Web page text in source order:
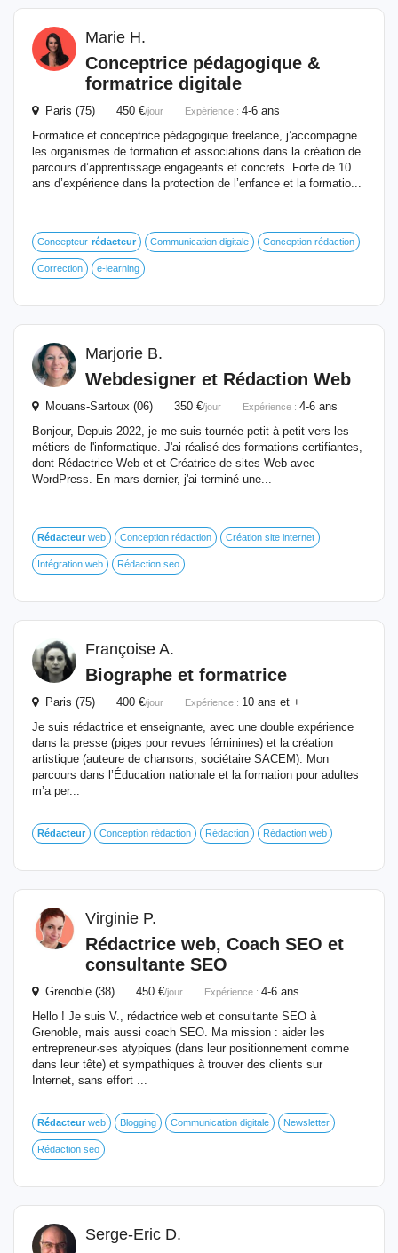
Marie H.
Conceptrice pédagogique &
formatrice digitale
Paris (75) 450 €/jour Expérience : 4-6 ans
Formatice et conceptrice pédagogique freelance, j’accompagne
les organismes de formation et associations dans la création de
parcours d’apprentissage engageants et concrets. Forte de 10
ans d’expérience dans la protection de l’enfance et la formatio...
Concepteur-rédacteur Communication digitale Conception rédaction
Correction e-learning
Marjorie B.
Webdesigner et Rédaction Web
Mouans-Sartoux (06) 350 €/jour Expérience : 4-6 ans
Bonjour, Depuis 2022, je me suis tournée petit à petit vers les
métiers de l'informatique. J'ai réalisé des formations certifiantes,
dont Rédactrice Web et et Créatrice de sites Web avec
WordPress. En mars dernier, j'ai terminé une...
Rédacteur web Conception rédaction Création site internet
Intégration web Rédaction seo
Françoise A.
Biographe et formatrice
Paris (75) 400 €/jour Expérience : 10 ans et +
Je suis rédactrice et enseignante, avec une double expérience
dans la presse (piges pour revues féminines) et la création
artistique (auteure de chansons, sociétaire SACEM). Mon
parcours dans l’Éducation nationale et la formation pour adultes
m’a per...
Rédacteur Conception rédaction Rédaction Rédaction web
Virginie P.
Rédactrice web, Coach SEO et
consultante SEO
Grenoble (38) 450 €/jour Expérience : 4-6 ans
Hello ! Je suis V., rédactrice web et consultante SEO à
Grenoble, mais aussi coach SEO. Ma mission : aider les
entrepreneur·ses atypiques (dans leur positionnement comme
dans leur tête) et sympathiques à trouver des clients sur
Internet, sans effort ...
Rédacteur web Blogging Communication digitale Newsletter
Rédaction seo
Serge-Eric D.